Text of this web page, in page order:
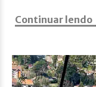
Continuar lendo